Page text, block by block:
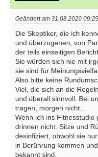
Geändert am 31.08.2020
Die Skeptiker, die ich
und überzogenen, von
der teils einseitigen
Sie würden sich nie mit
sie sind für
Also bitte keine
Viel, die sich an die
und überall sinnvoll. Bei
tragen, morgen nicht...
Wenn ich ins Fitnesstudio
drinnen nicht. Sitze und
desinfiziert, obwohl sie
in Berührung kommen
bekannt sind.